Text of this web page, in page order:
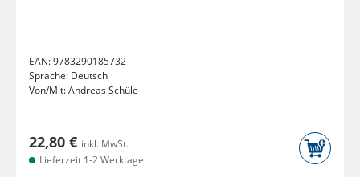
EAN:9783290185732
Sprache: Deutsch
Von/Mit:Andreas Schüle
22,80 € inkl. MwSt.
Lieferzeit 1-2 Werktage